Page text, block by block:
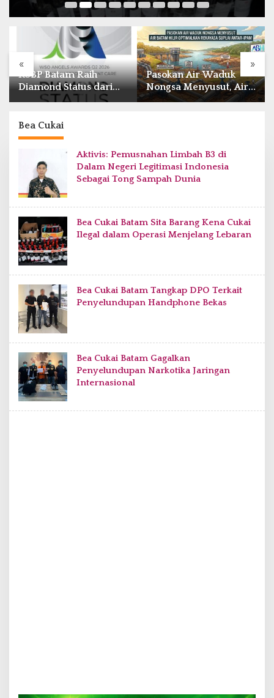
« »
Pasokan Air Waduk
Nongsa Menyusut, Air
Batam Hilir Optimalkan
IPAM
BP Batam Resmi Buka
Batam Prime
International Grassroot
Bea Cukai
Aktivis: Pemusnahan Limbah B3 di
Dalam Negeri Legitimasi Indonesia
Sebagai Tong Sampah Dunia
Bea Cukai Batam Sita Barang Kena Cukai
Ilegal dalam Operasi Menjelang Lebaran
Bea Cukai Batam Tangkap DPO Terkait
Penyelundupan Handphone Bekas
Bea Cukai Batam Gagalkan
Penyelundupan Narkotika Jaringan
Internasional